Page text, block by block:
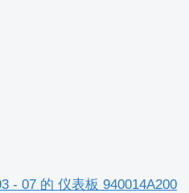
- 07 的 仪表板 940014A200